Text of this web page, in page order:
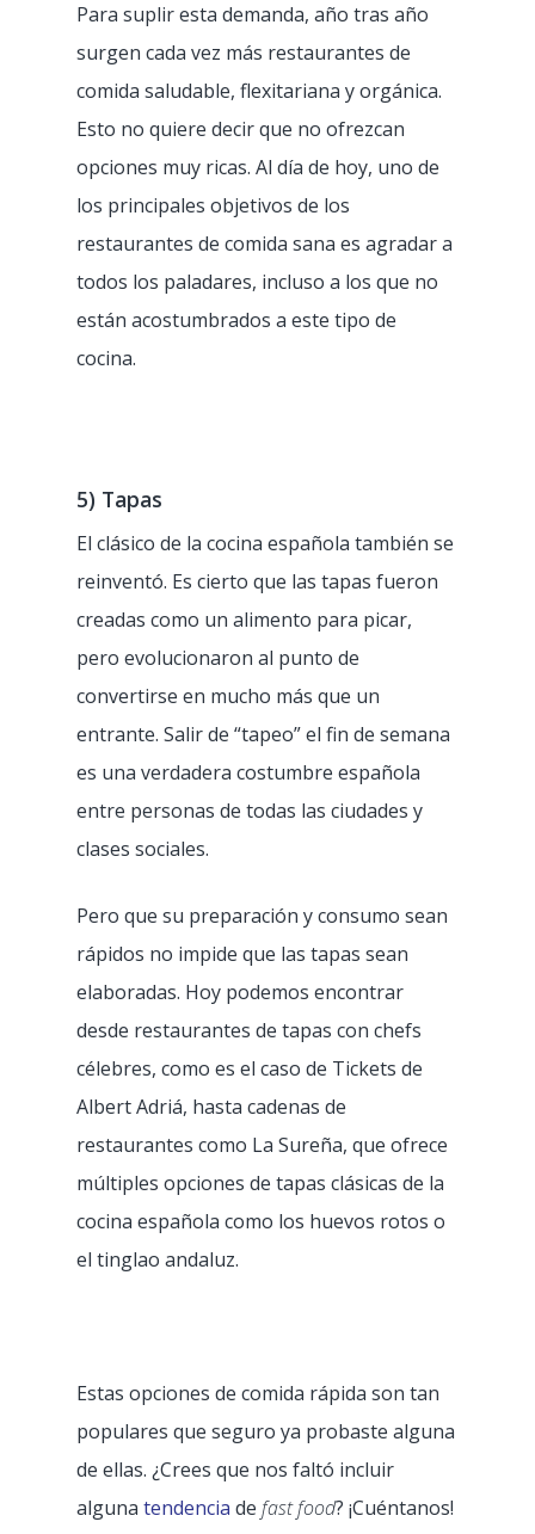
Para suplir esta demanda, año tras año
surgen cada vez más restaurantes de
comida saludable, flexitariana y orgánica.
Esto no quiere decir que no ofrezcan
opciones muy ricas. Al día de hoy, uno de
los principales objetivos de los
restaurantes de comida sana es agradar a
todos los paladares, incluso a los que no
están acostumbrados a este tipo de
cocina.
5) Tapas
El clásico de la cocina española también se
reinventó. Es cierto que las tapas fueron
creadas como un alimento para picar,
pero evolucionaron al punto de
convertirse en mucho más que un
entrante. Salir de “tapeo” el fin de semana
es una verdadera costumbre española
entre personas de todas las ciudades y
clases sociales.
Pero que su preparación y consumo sean
rápidos no impide que las tapas sean
elaboradas. Hoy podemos encontrar
desde restaurantes de tapas con chefs
célebres, como es el caso de Tickets de
Albert Adriá, hasta cadenas de
restaurantes como La Sureña, que ofrece
múltiples opciones de tapas clásicas de la
cocina española como los huevos rotos o
el tinglao andaluz.
Estas opciones de comida rápida son tan
populares que seguro ya probaste alguna
de ellas. ¿Crees que nos faltó incluir
alguna tendencia de fast food? ¡Cuéntanos!
Dark kitchen
Cadena / Franquicia
Tienda de CBD